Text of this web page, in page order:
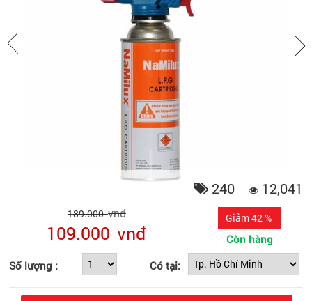
240 12,041
189.000vnđ
109.000 vnđ
Giảm 42 %
Còn hàng
Số lượng :
Có tại: